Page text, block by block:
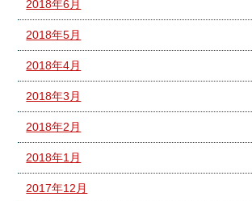
2018年6月
2018年5月
2018年4月
2018年3月
2018年2月
2018年1月
2017年12月